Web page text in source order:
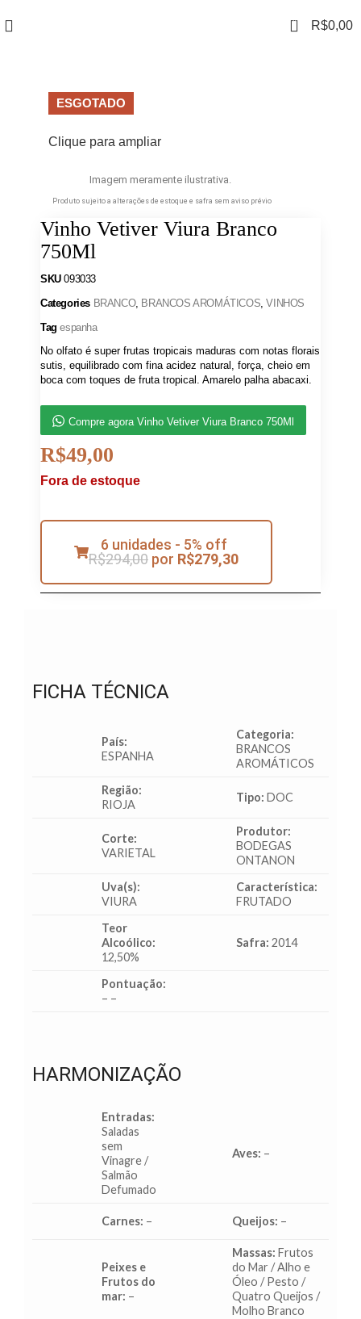
0 R$0,00
ESGOTADO
Clique para ampliar
Imagem meramente ilustrativa.
Produto sujeito a alterações de estoque e safra sem aviso prévio
Vinho Vetiver Viura Branco
750Ml
SKU093033
Categories BRANCO, BRANCOS AROMÁTICOS,VINHOS
Tag espanha
No olfato é super frutas tropicais maduras com notas florais
sutis, equilibrado com fina acidez natural, força, cheio em
boca com toques de fruta tropical. Amarelo palha abacaxi.
Compre agora Vinho Vetiver Viura Branco 750Ml
R$49,00
Fora de estoque
6 unidades - 5% off
R$294,00 por R$279,30
FICHA TÉCNICA
País:
ESPANHA
Categoria:
BRANCOS
AROMÁTICOS
Região:
RIOJA
Tipo: DOC
Corte:
VARIETAL
Produtor:
BODEGAS
ONTANON
Uva(s):
VIURA
Característica:
FRUTADO
Teor
Alcoólico:
12,50%
Safra: 2014
Pontuação:
– –
HARMONIZAÇÃO
Entradas:
Saladas
sem
Vinagre /
Salmão
Defumado
Aves: –
Carnes: – Queijos: –
Peixes e
Frutos do
mar: –
Massas: Frutos
do Mar / Alho e
Óleo / Pesto /
Quatro Queijos /
Molho Branco